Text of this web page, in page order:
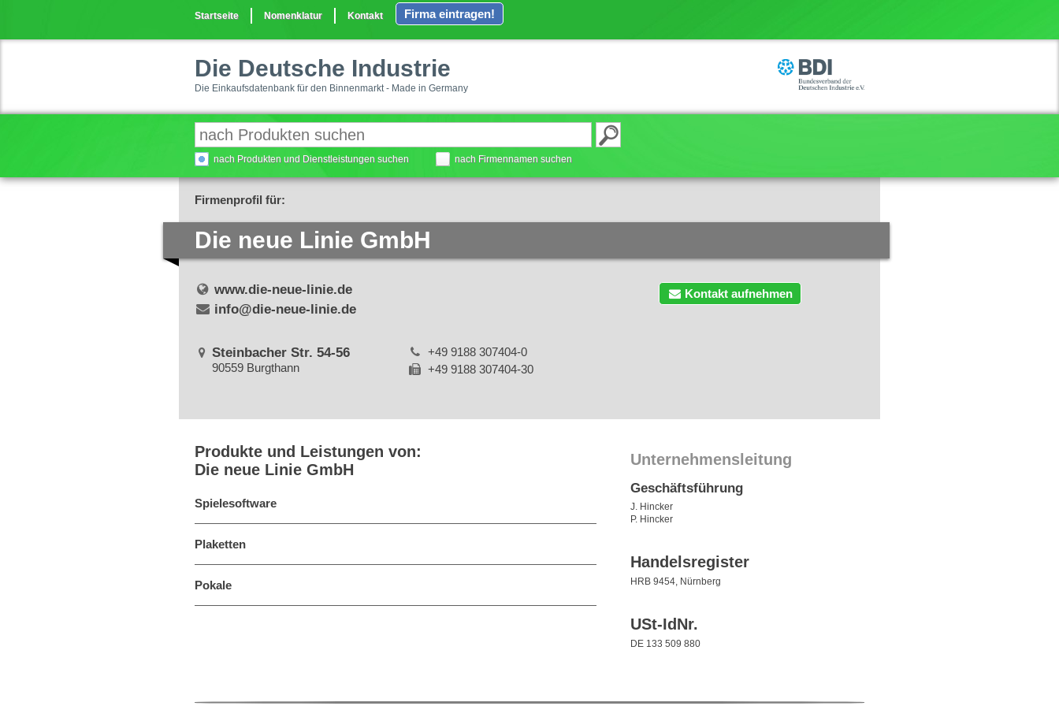
Startseite Nomenklatur Kontakt Firma eintragen!
Die Deutsche Industrie
Die Einkaufsdatenbank für den Binnenmarkt - Made in Germany
nach Produkten und Dienstleistungen suchen nach Firmennamen suchen
Firmenprofil für:
Die neue Linie GmbH
Kontakt aufnehmen
www.die-neue-linie.de
info@die-neue-linie.de
Steinbacher Str. 54-56
90559 Burgthann
+49 9188 307404-0
+49 9188 307404-30
Produkte und Leistungen von:
Die neue Linie GmbH
Spielesoftware
Plaketten
Pokale
Unternehmensleitung
Geschäftsführung
J. Hincker
P. Hincker
Handelsregister
HRB 9454, Nürnberg
USt-IdNr.
DE 133 509 880